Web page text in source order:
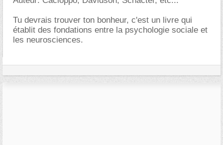
Tu devrais trouver ton bonheur, c'est un livre qui
établit des fondations entre la psychologie sociale et
les neurosciences.